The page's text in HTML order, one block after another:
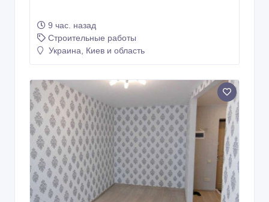
9 час. назад
Строительные работы
Украина, Киев и область